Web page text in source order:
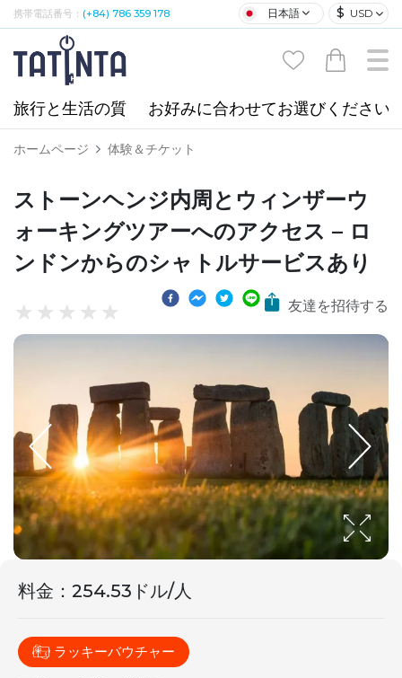
携帯電話番号： (+84) 786 359 178 日本語 $ USD
旅行と生活の質 お好みに合わせてお選びください
ホームページ 体験＆チケット
ストーンヘンジ内周とウィンザーウ
ォーキングツアーへのアクセス – ロ
ンドンからのシャトルサービスあり
友達を招待する
料金 ： 254.53ドル/人
ラッキーバウチャー